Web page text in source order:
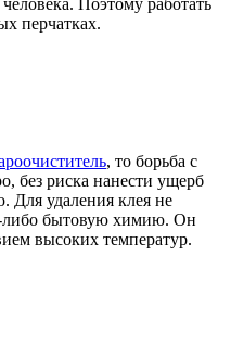
Поэтому работать
перчатках.
, то борьба с
без риска нанести ущерб
Для удаления клея не
либо бытовую химию. Он
высоких температур.